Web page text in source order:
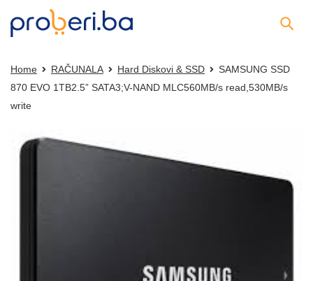
Home RAČUNALA Hard Diskovi & SSD
SAMSUNG SSD
870 EVO 1TB2.5” SATA3;V-NAND MLC560MB/s read,530MB/s
write